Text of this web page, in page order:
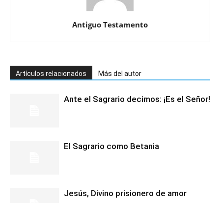
Antiguo Testamento
Artículos relacionados Más del autor
Ante el Sagrario decimos: ¡Es el Señor!
El Sagrario como Betania
Jesús, Divino prisionero de amor